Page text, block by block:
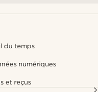
du temps
numériques
et reçus